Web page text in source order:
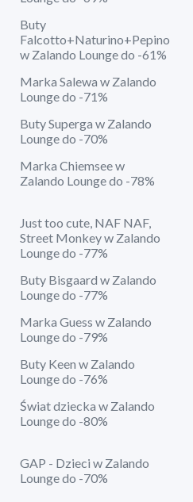
Buty
Falcotto+Naturino+Pepino
w Zalando Lounge do -61%
Marka Salewa w Zalando
Lounge do -71%
Buty Superga w Zalando
Lounge do -70%
Marka Chiemsee w
Zalando Lounge do -78%
Just too cute, NAF NAF,
Street Monkey w Zalando
Lounge do -77%
Buty Bisgaard w Zalando
Lounge do -77%
Marka Guess w Zalando
Lounge do -79%
Buty Keen w Zalando
Lounge do -76%
Świat dziecka w Zalando
Lounge do -80%
GAP - Dzieci w Zalando
Lounge do -70%